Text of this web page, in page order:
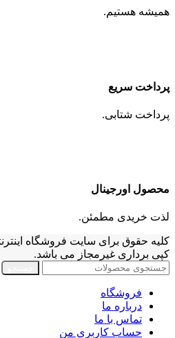
همیشه هستیم.
پرداخت سریع
پرداخت شتابی.
محصول اورجینال
لذت خریدی مطمئن.
کلیه حقوق برای سایت فروشگاه
کپی برداری غیرمجاز می باشد.
فروشگاه
درباره ما
تماس با ما
حساب کاربری من